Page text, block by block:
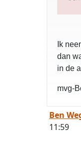
Ik
dan
in de
mvg-
Ben
11:59